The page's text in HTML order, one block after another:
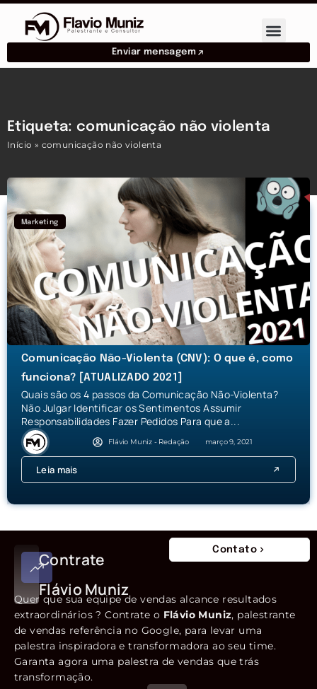
Enviar mensagem
Etiqueta: comunicação não violenta
Início » comunicação não violenta
Marketing
Comunicação Não-Violenta (CNV): O que é, como
funciona? [ATUALIZADO 2021]
Quais são os 4 passos da Comunicação Não-Violenta?
Não Julgar Identificar os Sentimentos Assumir
Responsabilidades Fazer Pedidos Para que a...
Flávio Muniz - Redação março 9, 2021
Leia mais
Contrate
Flávio Muniz
Contato
Quer que sua equipe de vendas alcance resultados
extraordinários ? Contrate o Flávio Muniz, palestrante
de vendas referência no Google, para levar uma
palestra inspiradora e transformadora ao seu time.
Garanta agora uma palestra de vendas que trás
transformação.